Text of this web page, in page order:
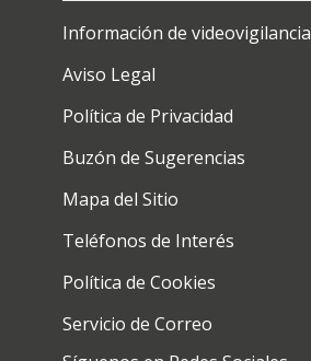
Información de videovigilancia
Aviso Legal
Política de Privacidad
Buzón de Sugerencias
Mapa del Sitio
Teléfonos de Interés
Política de Cookies
Servicio de Correo